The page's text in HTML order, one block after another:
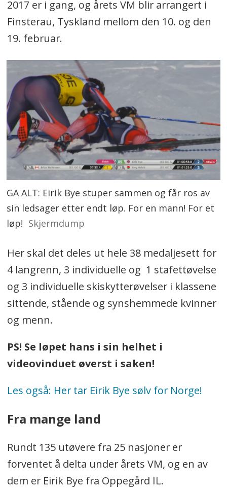
2017 er i gang, og årets VM blir arrangert i
Finsterau, Tyskland mellom den 10. og den
19. februar.
GA ALT: Eirik Bye stuper sammen og får ros av
sin ledsager etter endt løp. For en mann! For et
løp! Skjermdump
Her skal det deles ut hele 38 medaljesett for
4 langrenn, 3 individuelle og 1 stafettøvelse
og 3 individuelle skiskytterøvelser i klassene
sittende, stående og synshemmede kvinner
og menn.
PS! Se løpet hans i sin helhet i
videovinduet øverst i saken!
Les også: Her tar Eirik Bye sølv for Norge!
Fra mange land
Rundt 135 utøvere fra 25 nasjoner er
forventet å delta under årets VM, og en av
dem er Eirik Bye fra Oppegård IL.